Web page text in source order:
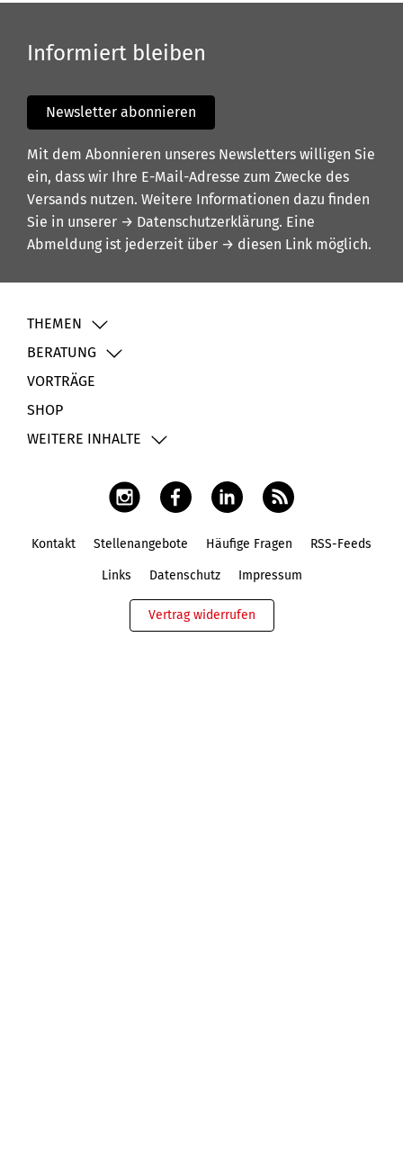
Informiert bleiben
Newsletter abonnieren
Mit dem Abonnieren unseres Newsletters willigen Sie
ein, dass wir Ihre E-Mail-Adresse zum Zwecke des
Versands nutzen. Weitere Informationen dazu finden
Sie in unserer → Datenschutzerklärung. Eine
Abmeldung ist jederzeit über → diesen Link möglich.
THEMEN
BERATUNG
VORTRÄGE
SHOP
WEITERE INHALTE
Kontakt Stellenangebote Häufige Fragen RSS-Feeds
Links Datenschutz Impressum
Vertrag widerrufen